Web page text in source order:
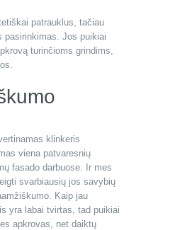
patrauklus, tačiau
pasirinkimas. Jos puikiai
turinčioms grindims,
klinkeris
viena patvaresnių
fasado darbuose. Ir mes
svarbiausių jos savybių
Kaip jau
yra labai tvirtas, tad puikiai
apkrovas, net daiktų